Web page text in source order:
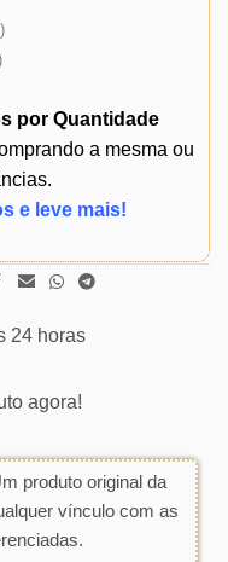
por Quantidade
a mesma ou
e leve mais!
24 horas
agora!
produto original da
vínculo com as